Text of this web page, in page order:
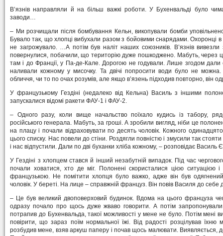
В’язнів направляли й на більш важкі роботи. У Бухенвальді було
заводи…
– Ми розчищали після бомбування Кельн, викопували бомби
Бувало так, що хлопці вибухали разом з бойовими снарядами. Охоронці в
не загрожувало. …А потім був наліт наших союзників. В’язнів
повернулися, побачили, що територію дуже пошкоджено. Мабуть, через
там і до Франції, у Па-де-Кале. Дорогою не годували. Лише згодом дали
наливали кожному у мисочку. Та двічі попросити води було не можна.
обличчя, чи то по очах розумів, але якщо в’язень підходив повторно, він
У французькому Гездіні (недалеко від Кельна) Василь з іншими
запускалися відомі ракети ФАУ-1 і ФАУ-2.
– Одного разу, коли вище начальство поїхало кудись із табору,
російського генерала. Мабуть, за гроші. А зробили вигляд, ніби це
на плацу і почали відраховувати по десять чоловік. Кожного
цього списку. Нас повели до стіни. Роздягли повністю і змусили так
і нас відпустили. Дали по дві буханки хліба кожному, – розповідає Василь
У Гездіні з хлопцем стався й інший незабутній випадок. Під час
почали ховатися, хто де міг. Полонені скористалися цією ситуацією
французькою. Не помітити хлопця було важко, адже він був
чоловік. У береті. На лице – справжній француз. Він повів Василя до себе
– Це був великий двоповерховий будинок. Вдома на цього француза
одразу почало про щось дуже жваво говорити. А потім
потрапив до Бухенвальда, такої можливості у мене не було. Потім мені
повірити, що зараз поїм нормальної їжі. Від радості розцілував
розбудив мене, взяв аркуш паперу і почав щось малювати. Виявляється,